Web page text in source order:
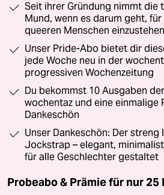
Seit ihrer Gründung nimmt die
Mund, wenn es darum geht,
queeren Menschen einzustehen
Unser Pride-Abo bietet dir
jede Woche neu in der
progressiven Wochenzeitung
Du bekommst 10 Ausgaben
wochentaz und eine einmalige
Dankeschön
Unser Dankeschön: Der
Jockstrap – elegant,
für alle Geschlechter gestaltet
Probeabo & Prämie für nur 25